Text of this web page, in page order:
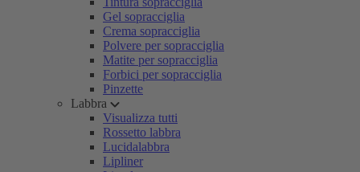
Gel sopracciglia
Crema sopracciglia
Polvere per sopracciglia
Matite per sopracciglia
Forbici per sopracciglia
Pinzette
Labbra
Visualizza tutti
Rossetto labbra
Lucidalabbra
Lipliner